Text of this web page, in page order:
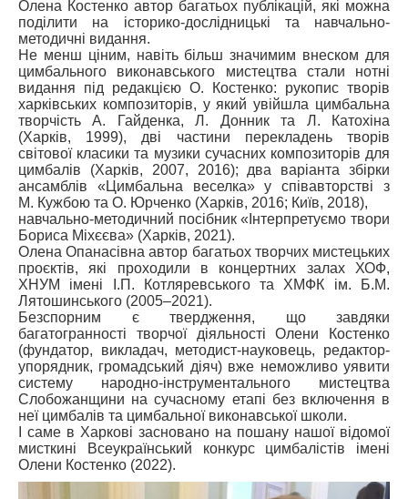
Олена Костенко автор багатьох публікацій, які можна
поділити на історико-дослідницькі та навчально-
методичні видання.
Не менш ціним, навіть більш значимим внеском для
цимбального виконавського мистецтва стали нотні
видання під редакцією О. Костенко: рукопис творів
харківських композиторів, у який увійшла цимбальна
творчість А. Гайденка, Л. Донник та Л. Катохіна
(Харків, 1999), дві частини перекладень творів
світової класики та музики сучасних композиторів для
цимбалів (Харків, 2007, 2016); два варіанта збірки
ансамблів «Цимбальна веселка» у співавторстві з
М. Кужбою та О. Юрченко (Харків, 2016; Київ, 2018),
навчально-методичний посібник «Інтерпретуємо твори
Бориса Міхєєва» (Харків, 2021).
Олена Опанасівна автор багатьох творчих мистецьких
проєктів, які проходили в концертних залах ХОФ,
ХНУМ імені І.П. Котляревського та ХМФК ім. Б.М.
Лятошинського (2005–2021).
Безспорним є твердження, що завдяки
багатогранності творчої діяльності Олени Костенко
(фундатор, викладач, методист-науковець, редактор-
упорядник, громадський діяч) вже неможливо уявити
систему народно-інструментального мистецтва
Слобожанщини на сучасному етапі без включення в
неї цимбалів та цимбальної виконавської школи.
І саме в Харкові засновано на пошану нашої відомої
мисткині Всеукраїнський конкурс цимбалістів імені
Олени Костенко (2022).